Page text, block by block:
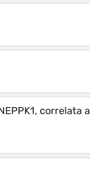
correlata a